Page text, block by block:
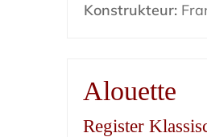
Konstrukteur:
Alouette
Register